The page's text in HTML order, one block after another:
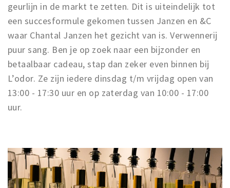
geurlijn in de markt te zetten. Dit is uiteindelijk tot
een succesformule gekomen tussen Janzen en &C
waar Chantal Janzen het gezicht van is. Verwennerij
puur sang. Ben je op zoek naar een bijzonder en
betaalbaar cadeau, stap dan zeker even binnen bij
L’odor. Ze zijn iedere dinsdag t/m vrijdag open van
13:00 - 17:30 uur en op zaterdag van 10:00 - 17:00
uur.